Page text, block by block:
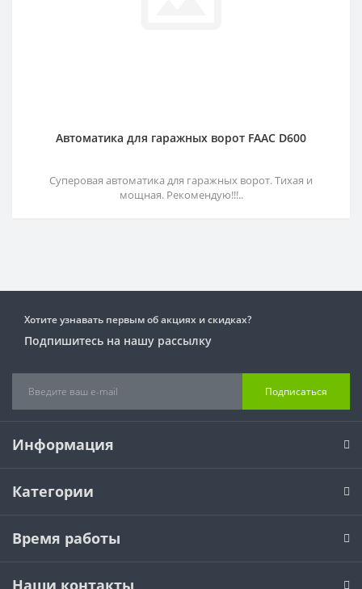
Автоматика для гаражных ворот FAAC D600
Суперовая автоматика для гаражных ворот. Тихая и
мощная. Рекомендую!!!..
Хотите узнавать первым об акциях и скидках?
Подпишитесь на нашу рассылку
Подписаться
Информация
Категории
Время работы